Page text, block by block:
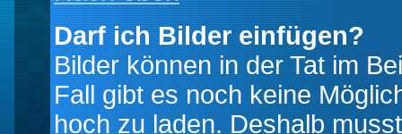
Darf ich Bilder einfügen?
Bilder können in der Tat im
Fall gibt es noch keine
hoch zu laden. Deshalb